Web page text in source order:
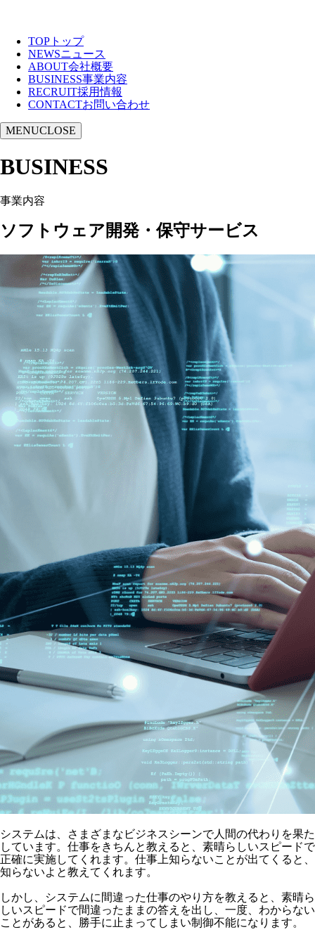
TOP トップ
NEWSニュース
ABOUT会社概要
BUSINESS事業内容
RECRUIT採用情報
CONTACTお問い合わせ
MENUCLOSE
BUSINESS
事業内容
ソフトウェア開発・保守サービス
システムは、さまざまなビジネスシーンで人間の代わりを果た
しています。仕事をきちんと教えると、素晴らしいスピードで
正確に実施してくれます。仕事上知らないことが出てくると、
知らないよと教えてくれます。
しかし、システムに間違った仕事のやり方を教えると、素晴ら
しいスピードで間違ったままの答えを出し、一度、わからない
ことがあると、勝手に止まってしまい制御不能になります。